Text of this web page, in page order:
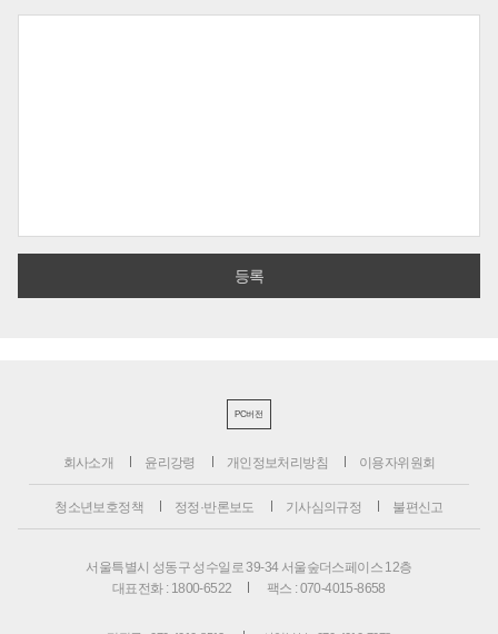
PC버전
회사소개 윤리강령 개인정보처리방침 이용자위원회
청소년보호정책 정정·반론보도 기사심의규정 불편신고
서울특별시 성동구 성수일로 39-34 서울숲더스페이스 12층
대표전화 : 1800-6522
팩스 : 070-4015-8658